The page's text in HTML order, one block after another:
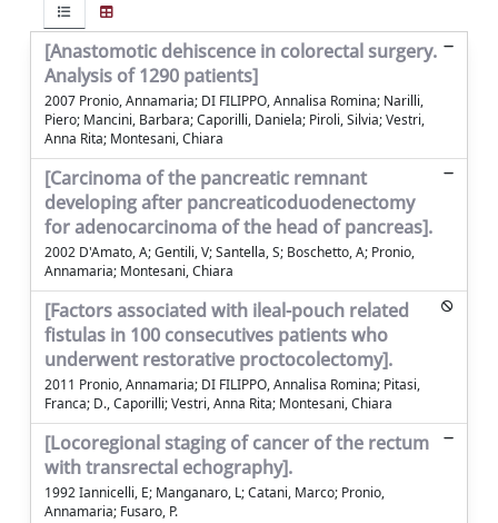
[Anastomotic dehiscence in colorectal surgery.
Analysis of 1290 patients]
2007 Pronio, Annamaria; DI FILIPPO, Annalisa Romina; Narilli,
Piero; Mancini, Barbara; Caporilli, Daniela; Piroli, Silvia; Vestri,
Anna Rita; Montesani, Chiara
[Carcinoma of the pancreatic remnant
developing after pancreaticoduodenectomy
for adenocarcinoma of the head of pancreas].
2002 D'Amato, A; Gentili, V; Santella, S; Boschetto, A; Pronio,
Annamaria; Montesani, Chiara
[Factors associated with ileal-pouch related
fistulas in 100 consecutives patients who
underwent restorative proctocolectomy].
2011 Pronio, Annamaria; DI FILIPPO, Annalisa Romina; Pitasi,
Franca; D., Caporilli; Vestri, Anna Rita; Montesani, Chiara
[Locoregional staging of cancer of the rectum
with transrectal echography].
1992 Iannicelli, E; Manganaro, L; Catani, Marco; Pronio,
Annamaria; Fusaro, P.